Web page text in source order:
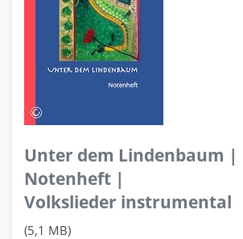
Unter dem Lindenbaum |
Notenheft |
Volkslieder instrumental
(5,1 MB)